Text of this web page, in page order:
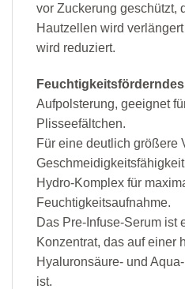
vor Zuckerung geschützt,
Hautzellen wird
wird reduziert.
Aufpolsterung, geeignet
Plisseefältchen.
Für eine deutlich größere
Hydro-Komplex für
Feuchtigkeitsaufnahme.
Das Pre-Infuse-Serum ist
Konzentrat, das auf einer
Hyaluronsäure- und
ist.